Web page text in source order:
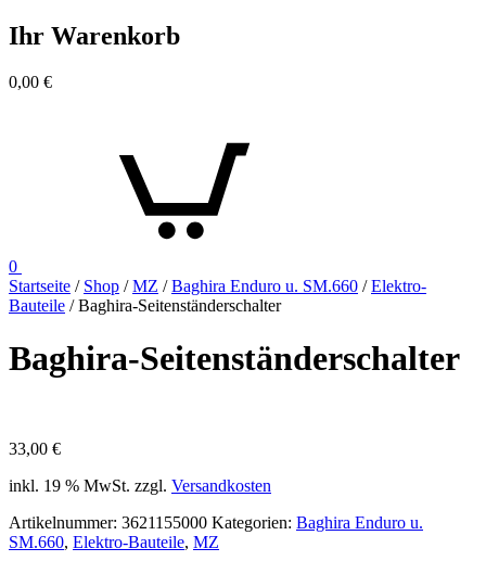
Ihr Warenkorb
0,00 €
0
Startseite / Shop /MZ /Baghira Enduro u. SM.660 /Elektro-
Bauteile / Baghira-Seitenständerschalter
Baghira-Seitenständerschalter
33,00 €
inkl. 19 % MwSt. zzgl. Versandkosten
Artikelnummer: 3621155000 Kategorien: Baghira Enduro u.
SM.660, Elektro-Bauteile, MZ